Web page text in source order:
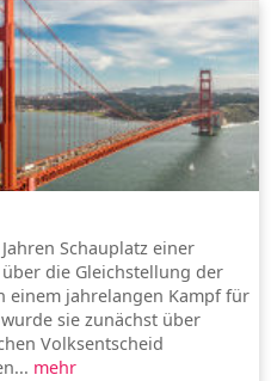
Schauplatz einer
die Gleichstellung der
einem jahrelangen Kampf für
sie zunächst über
Volksentscheid
mehr